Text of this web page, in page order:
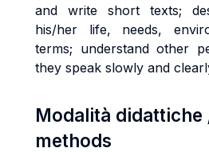
and write short texts;
his/her life, needs,
terms; understand other
they speak slowly and
Modalità didattiche
methods